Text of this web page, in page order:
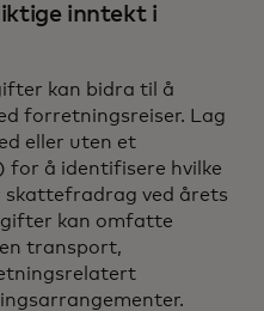
inntekt i
kan bidra til å
forretningsreiser. Lag
eller uten et
å identifisere hvilke
ved årets
kan omfatte
transport,